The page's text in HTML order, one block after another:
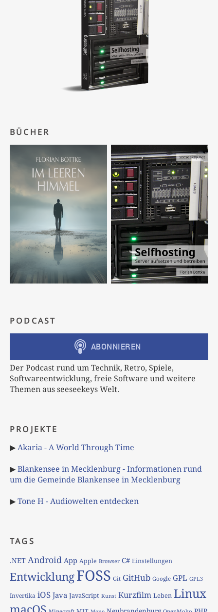
BÜCHER
PODCAST
Der Podcast rund um Technik, Retro, Spiele,
Softwareentwicklung, freie Software und weitere
Themen aus seeseekeys Welt.
PROJEKTE
▶Akaria - A World Through Time
▶Blankensee in Mecklenburg - Informationen rund
um die Gemeinde Blankensee in Mecklenburg
▶Tone H - Audiowelten entdecken
TAGS
.NET Android App Apple Browser C# Einstellungen
EntwicklungFOSS Git GitHub Google GPL GPL3
Invertika iOS Java JavaScript Kunst Kurzfilm Leben Linux